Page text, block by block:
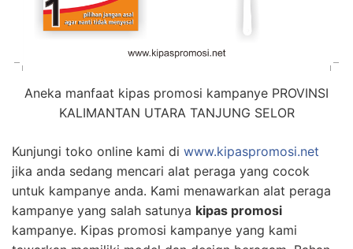
Aneka manfaat kipas promosi kampanye PROVINSI
KALIMANTAN UTARA TANJUNG SELOR
Kunjungi toko online kami di www.kipaspromosi.net
jika anda sedang mencari alat peraga yang cocok
untuk kampanye anda. Kami menawarkan alat peraga
kampanye yang salah satunya kipas promosi
kampanye. Kipas promosi kampanye yang kami